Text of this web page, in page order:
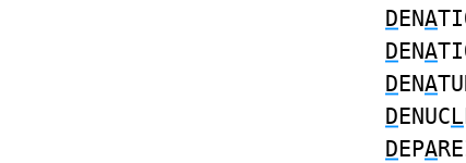
DENA
DENA
DENA
DENUCL
DEPA